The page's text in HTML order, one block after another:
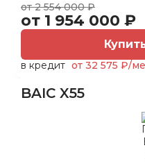
от 2 554 000 ₽
от 1 954 000 ₽
в кредит от 32 575 ₽/
BAIC X55